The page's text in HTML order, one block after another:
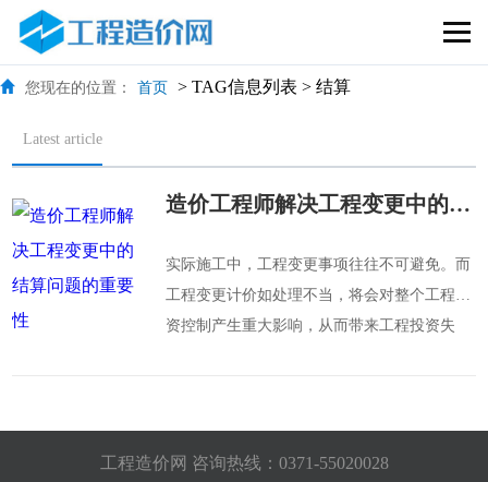
您现在的位置： 首页 > TAG信息列表 > 结算
Latest article
造价工程师解决工程变更中的结算问题的重要性
实际施工中，工程变更事项往往不可避免。而
工程变更计价如处理不当，将会对整个工程投
资控制产生重大影响，从而带来工程投资失
工程造价网 咨询热线： 0371-55020028